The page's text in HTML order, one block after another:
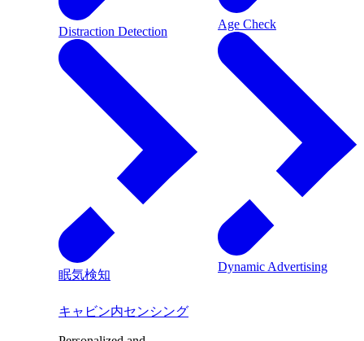
Distraction Detection
眠気検知
Age Check
Dynamic Advertising
キャビン内センシング